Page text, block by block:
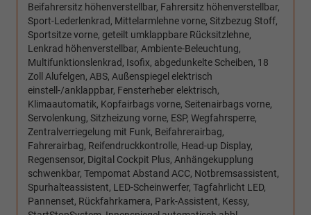
Beifahrersitz höhenverstellbar, Fahrersitz höhenverstellbar,
Sport-Lederlenkrad, Mittelarmlehne vorne, Sitzbezug Stoff,
Sportsitze vorne, geteilt umklappbare Rücksitzlehne,
Lenkrad höhenverstellbar, Ambiente-Beleuchtung,
Multifunktionslenkrad, Isofix, abgedunkelte Scheiben, 18
Zoll Alufelgen, ABS, Außenspiegel elektrisch
einstell-/anklappbar, Fensterheber elektrisch,
Klimaautomatik, Kopfairbags vorne, Seitenairbags vorne,
Servolenkung, Sitzheizung vorne, ESP, Wegfahrsperre,
Zentralverriegelung mit Funk, Beifahrerairbag,
Fahrerairbag, Reifendruckkontrolle, Head-up Display,
Regensensor, Digital Cockpit Plus, Anhängekupplung
schwenkbar, Tempomat Abstand ACC, Notbremsassistent,
Spurhalteassistent, LED-Scheinwerfer, Tagfahrlicht LED,
Pannenset, Rückfahrkamera, Park-Assistent, Kessy,